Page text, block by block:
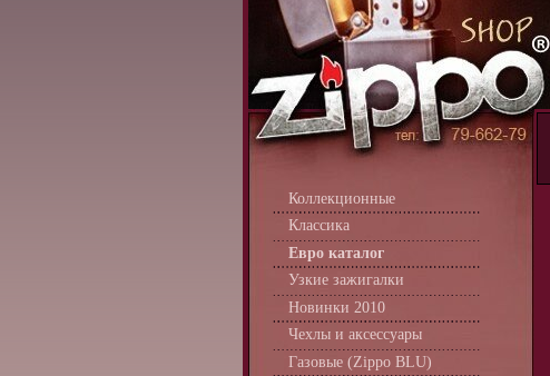
Коллекционные
Классика
Евро каталог
Узкие зажигалки
Новинки 2010
Чехлы и аксессуары
Газовые (Zippo BLU)